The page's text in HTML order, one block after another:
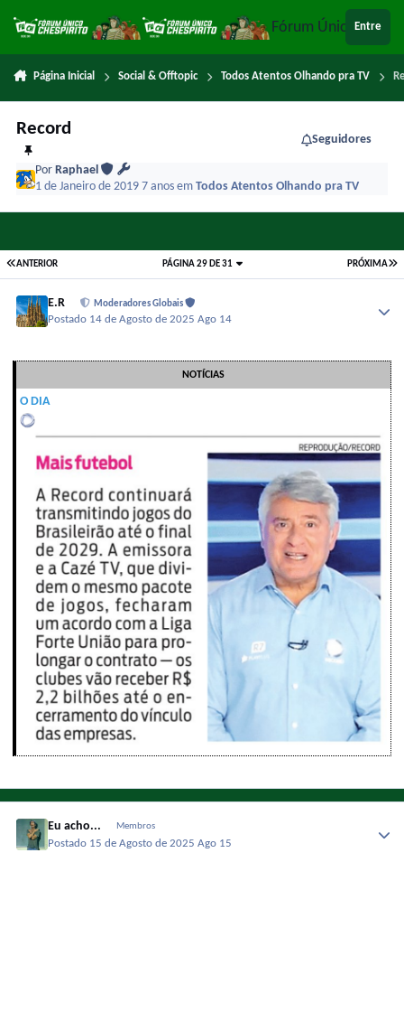
Fórum ÚnicoEntre
Página Inicial Social & Offtopic Todos Atentos Olhando pra TV
Record
Seguidores
PorRaphael
1 de Janeiro de 20197 anosemTodos Atentos Olhando pra TV
ANTERIOR PRÓXIMA
PÁGINA 29 DE 31
E.R Moderadores Globais
Postado 14 de Agosto de 2025Ago 14
NOTÍCIAS
O DIA
Eu acho... Membros
Postado 15 de Agosto de 2025Ago 15